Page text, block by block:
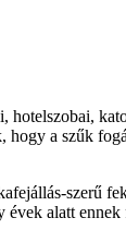
a szűk
szerű
alatt